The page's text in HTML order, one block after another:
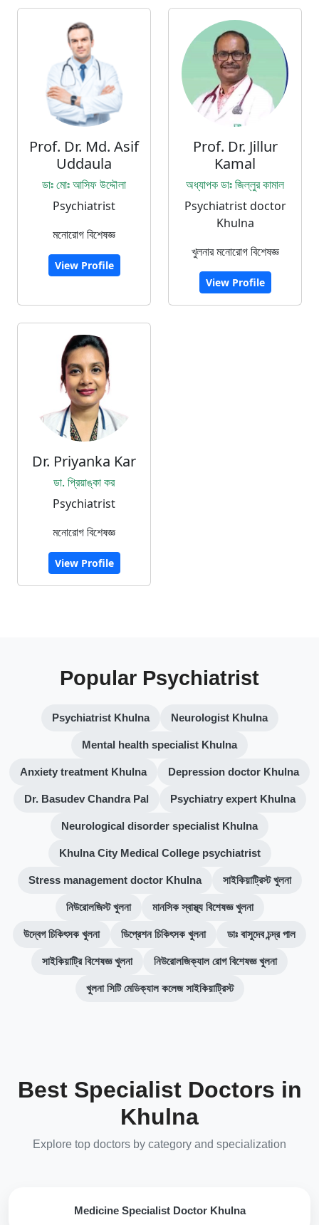
Prof. Dr. Md. Asif
Uddaula
ডাঃ মোঃ আসিফ উদ্দৌলা
Psychiatrist
মনোরোগ বিশেষজ্ঞ
View Profile
Prof. Dr. Jillur
Kamal
অধ্যাপক ডাঃ জিল্লুর কামাল
Psychiatrist doctor
Khulna
খুলনার মনোরোগ বিশেষজ্ঞ
View Profile
Dr. Priyanka Kar
ডা. প্রিয়াঙ্কা কর
Psychiatrist
মনোরোগ বিশেষজ্ঞ
View Profile
Popular Psychiatrist
Psychiatrist Khulna Neurologist Khulna
Mental health specialist Khulna
Anxiety treatment Khulna Depression doctor Khulna
Dr. Basudev Chandra Pal Psychiatry expert Khulna
Neurological disorder specialist Khulna
Khulna City Medical College psychiatrist
Stress management doctor Khulna সাইকিয়াট্রিস্ট খুলনা
নিউরোলজিস্ট খুলনা মানসিক স্বাস্থ্য বিশেষজ্ঞ খুলনা
উদ্বেগ চিকিৎসক খুলনা ডিপ্রেশন চিকিৎসক খুলনা ডাঃ বাসুদেব চন্দ্র পাল
সাইকিয়াট্রি বিশেষজ্ঞ খুলনা নিউরোলজিক্যাল রোগ বিশেষজ্ঞ খুলনা
খুলনা সিটি মেডিক্যাল কলেজ সাইকিয়াট্রিস্ট
Best Specialist Doctors in
Khulna
Explore top doctors by category and specialization
Medicine Specialist Doctor Khulna